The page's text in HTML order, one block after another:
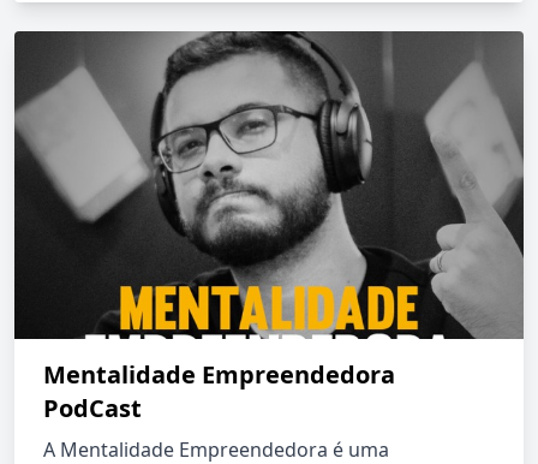
Mentalidade Empreendedora
PodCast
A Mentalidade Empreendedora é uma